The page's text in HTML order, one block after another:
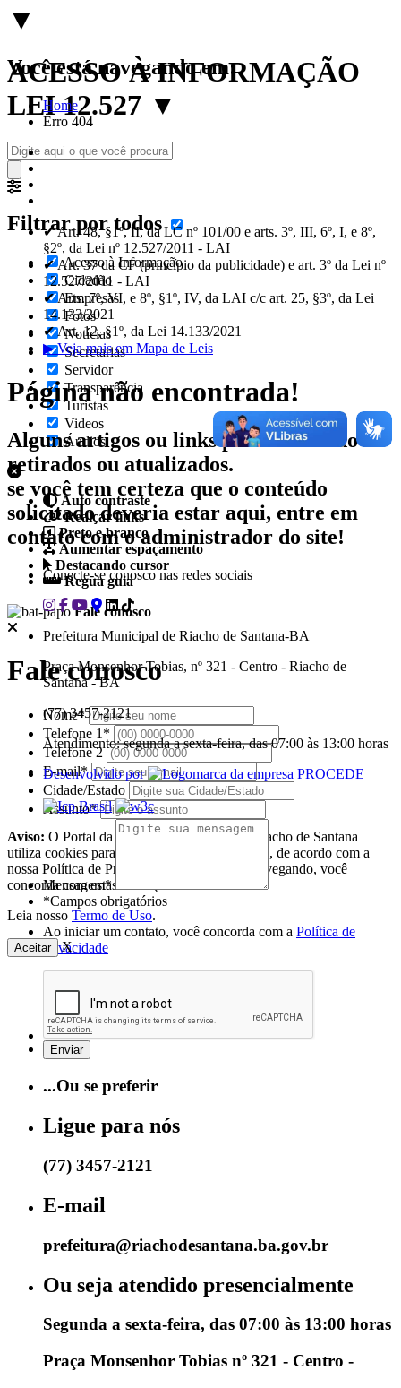
▼
ACESSO À INFORMAÇÃO
LEI 12.527 ▼
Filtrar por todos
Acesso à Informação
Cidadão
Empresas
Fotos
Notícias
Secretarias
Servidor
Transparência
Turistas
Videos
Áudios
Auto contraste
Realçar links
Preto e branco
Aumentar espaçamento
Destacando cursor
Regua guia
Fale conosco
Fale conosco
Nome*
Telefone 1*
Telefone 2
E-mail*
Cidade/Estado
Assunto*
Mensagem*
*Campos obrigatórios
Ao iniciar um contato, você concorda com a Política de
privacidade
...Ou se preferir
Ligue para nós
(77) 3457-2121
E-mail
prefeitura@riachodesantana.ba.gov.br
Ou seja atendido presencialmente
Segunda a sexta-feira, das 07:00 às 13:00 horas
Praça Monsenhor Tobias nº 321 - Centro -
Você está navegando em:
Home
Erro 404
✔ Art. 48, §1º, II, da LC nº 101/00 e arts. 3º, III, 6º, I, e 8º,
§2º, da Lei nº 12.527/2011 - LAI
✔ Art. 37 da CF (princípio da publicidade) e art. 3º da Lei nº
12.527/2011 - LAI
✔ Arts. 7º, VI, e 8º, §1º, IV, da LAI c/c art. 25, §3º, da Lei
14.133/2021
✔ Art. 12, §1º, da Lei 14.133/2021
▶ Veja mais em Mapa de Leis
Página não encontrada!
Alguns artigos ou links podem ter sido
retirados ou atualizados.
se você tem certeza que o conteúdo
solicitado deveria estar aqui, entre em
contato com o administrador do site!
Conecte-se conosco nas redes sociais
Prefeitura Municipal de Riacho de Santana-BA
Praça Monsenhor Tobias, nº 321 - Centro - Riacho de
Santana - BA
(77) 3457-2121
Atendimento: segunda a sexta-feira, das 07:00 às 13:00 horas
Desenvolvido por
Aviso: O Portal da Prefeitura Municipal de Riacho de Santana
utiliza cookies para melhorar a sua experiência, de acordo com a
nossa Política de Privacidade, ao continuar navegando, você
concorda com estas condições
Leia nosso Termo de Uso.
Aceitar X